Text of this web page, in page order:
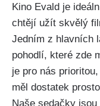
Kino Evald je
chtějí užít skvělý
Jedním z hlavních
pohodlí, které zde
je pro nás
měl dostatek
Naše sedačky